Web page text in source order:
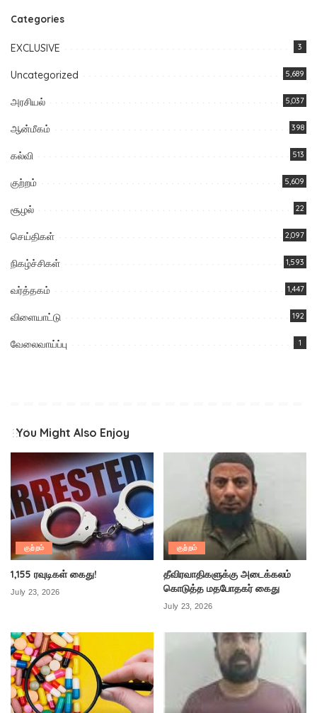
Categories
EXCLUSIVE 3
Uncategorized 5,689
அரசியல் 5,037
ஆன்மீகம் 398
கல்வி 513
குற்றம் 5,609
சூழல் 22
செய்திகள் 2,097
நிகழ்ச்சிகள் 1,593
வர்த்தகம் 1,447
விளையாட்டு 192
வேலைவாய்ப்பு 1
You Might Also Enjoy
குற்றம்
1,155 ரவுடிகள் கைது!
July 23, 2026
குற்றம்
தீவிரவாதிகளுக்கு அடைக்கலம்
கொடுத்த மதபோதகர் கைது
July 23, 2026